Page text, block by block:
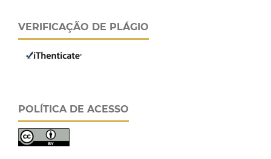
VERIFICAÇÃO DE PLÁGIO
POLÍTICA DE ACESSO